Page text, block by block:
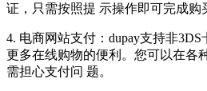
证，只需按照提 示操作即可完成购
4. 电商网站支付：dupay支持非
更多在线购物的便利。您可以在各
需担心支付问 题。